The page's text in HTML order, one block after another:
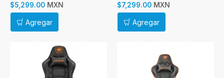
$5,299.00 MXN
Agregar
$7,299.00 MXN
Agregar